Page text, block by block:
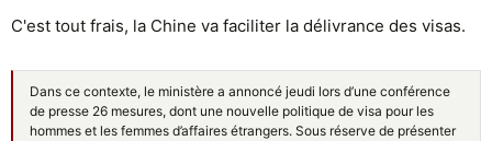
C'est tout frais, la Chine va faciliter la délivrance des visas.
Dans ce contexte, le ministère a annoncé jeudi lors d’une conférence
de presse 26 mesures, dont une nouvelle politique de visa pour les
hommes et les femmes d’affaires étrangers. Sous réserve de présenter